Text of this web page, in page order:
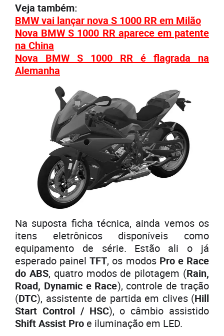
Veja também:
BMW vai lançar nova S 1000 RR em Milão
Nova BMW S 1000 RR aparece em patente
na China
Nova BMW S 1000 RR é flagrada na
Alemanha
Na suposta ficha técnica, ainda vemos os
itens eletrônicos disponíveis como
equipamento de série. Estão ali o já
esperado painelTFT, os modos Pro e Race
do ABS, quatro modos de pilotagem (Rain,
Road, Dynamic e Race), controle de tração
(DTC), assistente de partida em clives (Hill
Start Control / HSC), o câmbio assistido
Shift Assist Pro e iluminação em LED.